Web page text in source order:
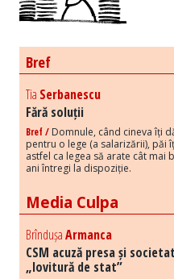
Bref
Tia Serbanescu
Fără soluții
Bref / Domnule, când cineva îți
pentru o lege (a salarizării), păi
astfel ca legea să arate cât mai
ani întregi la dispoziție.
Media Culpa
BrîndușaArmanca
CSM acuză presa și
„lovitură de stat”